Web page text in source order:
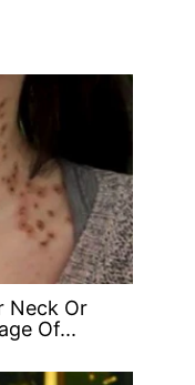
Neck Or
Of...